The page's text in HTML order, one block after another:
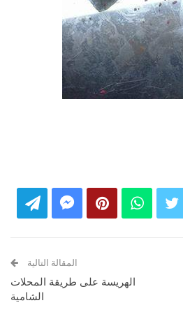
المقالة التالية
الهريسة على طريقة المحلات
الشامية